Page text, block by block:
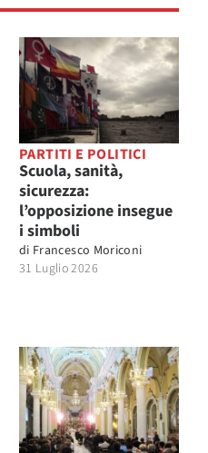
PARTITI E POLITICI
Scuola, sanità,
sicurezza:
l’opposizione insegue
i simboli
di Francesco Moriconi
31 Luglio 2026